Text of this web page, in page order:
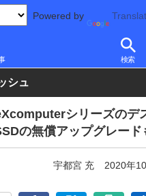
Powered by
検索
/タブレット/スマートフォン
シュ
シリーズのデ
の無償アップグレード
宇都宮 充 2020年